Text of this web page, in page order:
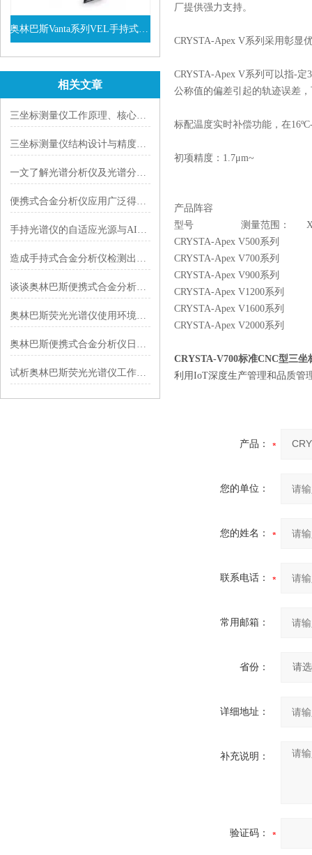
奥林巴斯Vanta系列VEL手持式XRF光谱仪
查看详情
相关文章
三坐标测量仪工作原理、核心技术、性能特点及行业应用
三坐标测量仪结构设计与精度保障技术|以 Mitutoyo LEGEX 系列为例
一文了解光谱分析仪及光谱分析仪种类
便携式合金分析仪应用广泛得益于这几点
手持光谱仪的自适应光源与AI背景噪声消除算法解析
造成手持式合金分析仪检测出现误差的原因有哪些？
谈谈奥林巴斯便携式合金分析仪的应用领域
奥林巴斯荧光光谱仪使用环境要满足那些要求？
奥林巴斯便携式合金分析仪日常维护指南：精准把控核心要点，保障检测稳定高效
试析奥林巴斯荧光光谱仪工作原理
厂提供强力支持。
CRYSTA-Apex V系列采用彰显
CRYSTA-Apex V系列可以指-
公称值的偏差引起的轨迹误差
标配温度实时补偿功能，在
初项精度：1.7μm~
产品阵容
型号 测量范围： X轴最
CRYSTA-Apex
CRYSTA-Apex
CRYSTA-Apex
CRYSTA-Apex
CRYSTA-Apex
CRYSTA-Apex
CRYSTA-V700标准CNC型三坐
利用IoT深度生产管理和品质管
产品：
您的单位：
您的姓名：
联系电话：
常用邮箱：
省份：
详细地址：
补充说明：
验证码：